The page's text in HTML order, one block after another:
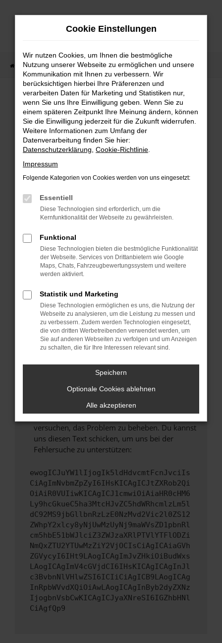
Zum
Startseite Lagerfahrzeuge Fahrzeugsuche
Fehler: Network Error
Beim Laden ist ein Fehler aufgetreten.
Hier sind ein paar Tipps, die dir helfen können:
Überprüfe deine Firewall und deine
Laden andere Webseiten, zum Beispiel deine
Suchmaschine?
Prüfe deine Browsererweiterungen.
Manche Erweiterungen, wie Werbeblocker,
verhindern. Funktioniert die Seite in einem
anderen Browser oder in einem privaten
Fenster?
Starte dein Gerät neu.
Probleme zu beheben.
Stelle sicher, dass dein Browser und dein
Betriebssystem auf dem neuesten Stand
sind.
Veraltete Software birgt nicht nur ein
führen, dass bestimmte Funktionen nicht mehr
Wende dich an den Webseitenbetreiber.
Wenn du alle oben genannten Schritte versucht
hast, kontaktiere uns bitte. Wir werden
versuchen, das Problem zu beheben. Du kannst
uns diesen Text schicken, um uns bei der
Fehlersuche zu unterstützen:
ewogICJuYW1lIjogIk5ldHdvcmtFcnJvciIs
CiAgImNvbmZpZyI6IHsKICAgICJtZXRob2Qi
OiAiR0VUIiwKICAgICJ1cmwiOiAiaHR0cHM6
Ly9hcGkueC5ha3MtcHJvZC5hdWRhcmlzLm5l
dC92MS9jbGllbnRzLzE0NzMvd2Vic2l0ZS12
ZWhpY2xlcy8yNjUwMzUyNj9maWVsZD1pbnRl
cm5hbE51bWJlciZ3ZWJzaXRlPTVlYTFlODZi
NmQxZTU2YTUwMzZiY2VjOCIsCiAgICAiaGVh
ZGVycyI6IHt9LAogICAgImJvZHkiOiBudWxs
LAogICAgImV4cGVjdCI6IHsKICAgICAgInJl
c3BvbnNlVHlwZSI6ICIiCiAgICB9LAogICAg
InRpbWVvdXQiOiAwLAogICAgInByb2dyZXNz
IjogbnVsbCwKICAgICJyaXNreSI6IGZhbHNl
CiAgfQp9
Cookie Einstellungen
Wir nutzen Cookies, um Ihnen die bestmögliche
Nutzung unserer Webseite zu ermöglichen und unsere
Kommunikation mit Ihnen zu verbessern. Wir
berücksichtigen hierbei Ihre Präferenzen und
verarbeiten Daten für Marketing und Statistiken nur,
wenn Sie uns Ihre Einwilligung geben. Wenn Sie zu
einem späteren Zeitpunkt Ihre Meinung ändern, können
Sie die Einwilligung jederzeit für die Zukunft widerrufen.
Weitere Informationen zum Umfang der
Datenverarbeitung finden Sie hier:
Datenschutzerklärung Cookie-Richtlinie
Impressum
Folgende Kategorien von Cookies werden von uns eingesetzt:
Essentiell
Diese Technologien sind erforderlich, um die
Kernfunktionalität der Webseite zu gewährleisten.
Funktional
Diese Technologien bieten die bestmögliche Funktionalität
der Webseite. Services von Drittanbietern wie Google
Maps, Chats, Fahrzeugbewertungssystem und weitere
werden aktiviert.
Statistik und Marketing
Diese Technologien ermöglichen es uns, die Nutzung der
Webseite zu analysieren, um die Leistung zu messen und
zu verbessern. Zudem werden Technologien eingesetzt,
die von dritten Werbetreibenden verwendet werden, um
Sie auf anderen Webseiten zu verfolgen und um Anzeigen
zu schalten, die für Ihre Interessen relevant sind.
Speichern
Optionale Cookies ablehnen
Alle akzeptieren